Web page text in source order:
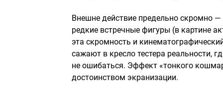
Внешне действие предельно скромно
редкие встречные фигуры (в картине
эта скромность и
сажают в кресло тестера реальности,
не ошибаться. Эффект «тонкого
достоинством экранизации.